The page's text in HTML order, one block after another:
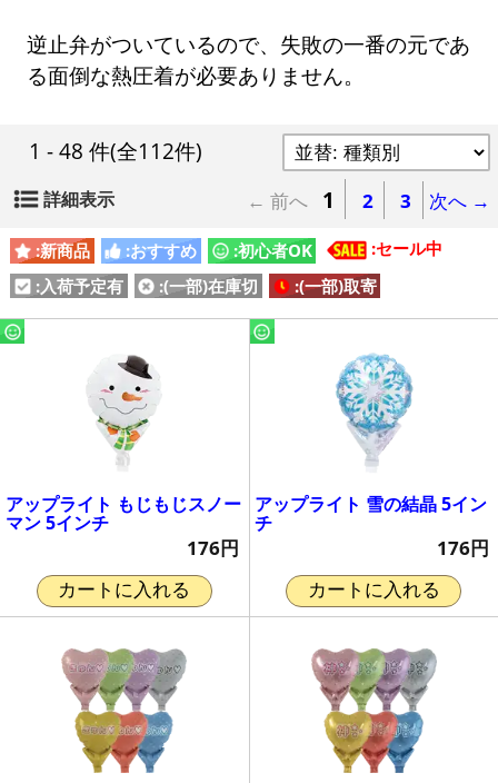
逆止弁がついているので、失敗の一番の元であ
る面倒な熱圧着が必要ありません。
1 - 48 件(全112件)
詳細表示 ← 前へ 1 2 3 次へ →
:新商品 :おすすめ :初心者OK
:セール中
:入荷予定有
:(一部)在庫切 :(一部)取寄
アップライト もじもじスノー
マン 5インチ
176円
カートに入れる
アップライト 雪の結晶 5イン
チ
176円
カートに入れる